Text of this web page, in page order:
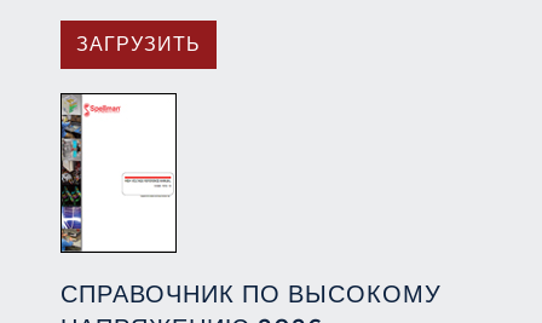
ЗАГРУЗИТЬ
СПРАВОЧНИК ПО ВЫСОКОМУ